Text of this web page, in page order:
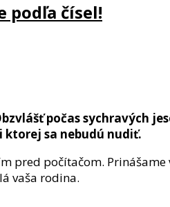
podľa čísel!
počas sychravých
sa nebudú nudiť.
pred počítačom.
vaša rodina.